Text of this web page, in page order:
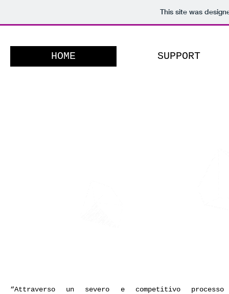
This site was
HOME SUPPORT
“Attraverso un severo e competitivo